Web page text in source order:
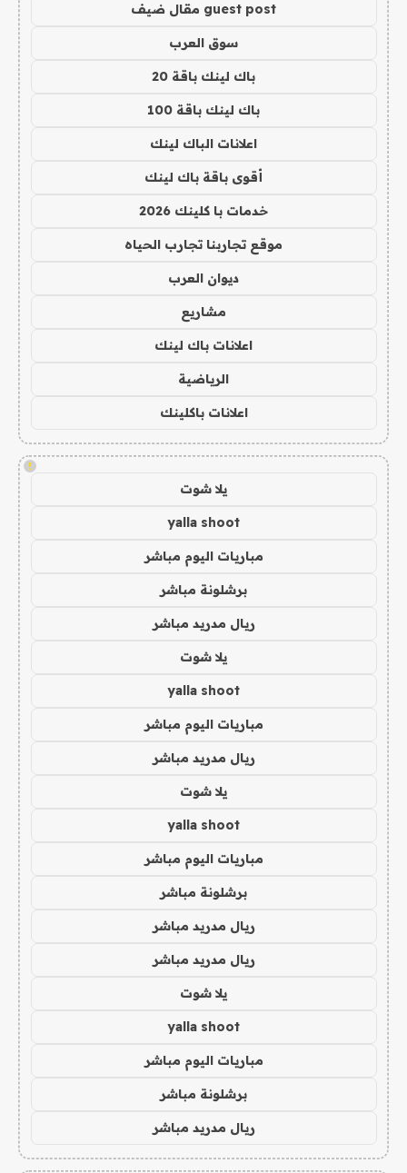
guest post مقال ضيف
سوق العرب
باك لينك باقة 20
باك لينك باقة 100
اعلانات الباك لينك
أقوى باقة باك لينك
خدمات با كلينك 2026
موقع تجاربنا تجارب الحياه
ديوان العرب
مشاريع
اعلانات باك لينك
الرياضية
اعلانات باكلينك
!
يلا شوت
yalla shoot
مباريات اليوم مباشر
برشلونة مباشر
ريال مدريد مباشر
يلا شوت
yalla shoot
مباريات اليوم مباشر
ريال مدريد مباشر
يلا شوت
yalla shoot
مباريات اليوم مباشر
برشلونة مباشر
ريال مدريد مباشر
ريال مدريد مباشر
يلا شوت
yalla shoot
مباريات اليوم مباشر
برشلونة مباشر
ريال مدريد مباشر